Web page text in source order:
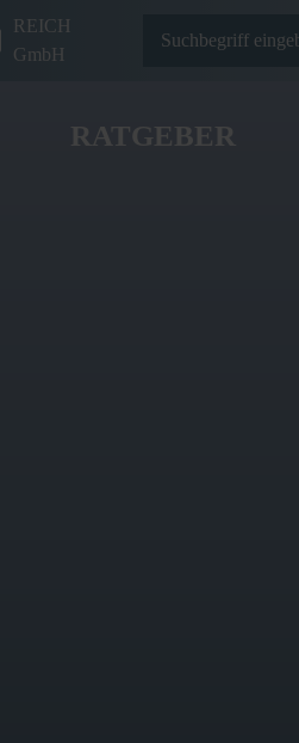
REICH
GmbH
RATGEBER